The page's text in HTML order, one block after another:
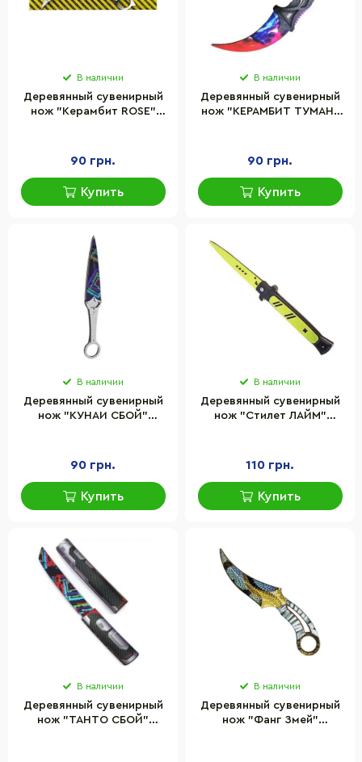
В наличии
Деревянный сувенирный
нож "Керамбит ROSE"
90 грн.
Купить
В наличии
Деревянный сувенирный
нож "КЕРАМБИТ ТУМАН"
90 грн.
Купить
В наличии
Деревянный сувенирный
нож "КУНАИ СБОЙ"
90 грн.
Купить
В наличии
Деревянный сувенирный
нож "Стилет ЛАЙМ"
110 грн.
Купить
В наличии
Деревянный сувенирный
нож "ТАНТО СБОЙ"
В наличии
Деревянный сувенирный
нож "Фанг Змей"